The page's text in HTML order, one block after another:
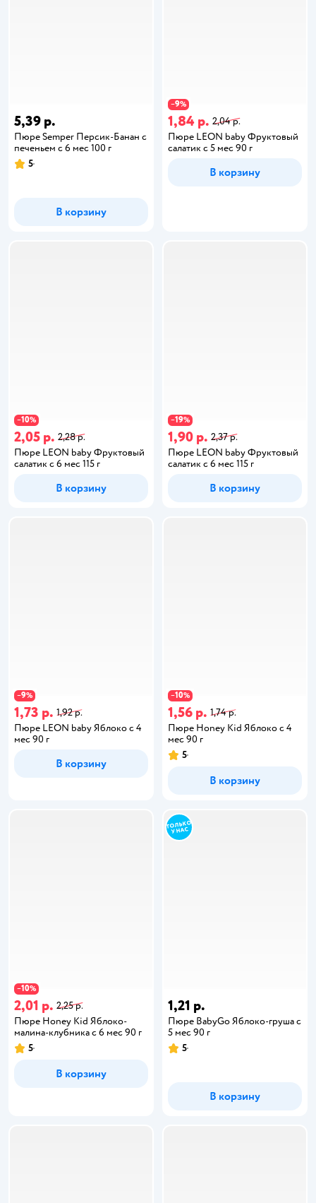
5,39 р.
Пюре Semper Персик-Банан с
печеньем с 6 мес 100 г
5
В корзину
−9%
1,84 р. 2,04 р.
Пюре LEON baby Фруктовый
салатик с 5 мес 90 г
В корзину
−10%
2,05 р. 2,28 р.
Пюре LEON baby Фруктовый
салатик с 6 мес 115 г
В корзину
−19%
1,90 р. 2,37 р.
Пюре LEON baby Фруктовый
салатик с 6 мес 115 г
В корзину
−9%
1,73 р. 1,92 р.
Пюре LEON baby Яблоко с 4
мес 90 г
В корзину
−10%
1,56 р. 1,74 р.
Пюре Honey Kid Яблоко с 4
мес 90 г
5
В корзину
−10%
2,01 р. 2,25 р.
Пюре Honey Kid Яблоко-
малина-клубника с 6 мес 90 г
5
В корзину
1,21 р.
Пюре BabyGo Яблоко-груша с
5 мес 90 г
5
В корзину